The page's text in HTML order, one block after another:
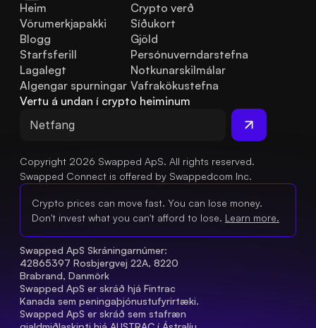
Heim
Vörumerkjapakki
Blogg
Algengar spurningar
Lagalegt
Starfsferill
Crypto verð
Síðukort
Gjöld
Persónuverndarstefna
Notkunarskilmálar
Vafrakökustefna
Vertu á undan í crypto heiminum
Copyright 2026 Swapped ApS. All rights reserved.
Swapped Connect is offered by Swappedcom Inc.
Crypto prices can move fast. You can lose money.
Don't invest what you can't afford to lose. Learn more.
Swapped ApS Skráningarnúmer:
42865397 Rosbjergvej 22A, 8220
Brabrand, Danmörk
Swapped ApS er skráð hjá Fintrac
Kanada sem peningaþjónustufyrirtæki.
Swapped ApS er skráð sem stafræn